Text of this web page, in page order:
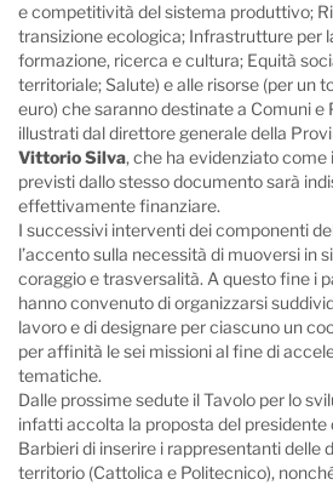
e competitività del sistema produttivo;
transizione ecologica; Infrastrutture per
formazione, ricerca e cultura; Equità
territoriale; Salute) e alle risorse (per un
euro) che saranno destinate a Comuni
illustrati dal direttore generale della
Vittorio Silva, che ha evidenziato
previsti dallo stesso documento sarà
effettivamente finanziare.
I successivi interventi dei componenti
l’accento sulla necessità di muoversi in
coraggio e trasversalità. A questo fine i
hanno convenuto di organizzarsi
lavoro e di designare per ciascuno un
per affinità le sei missioni al fine di
tematiche.
Dalle prossime sedute il Tavolo per lo
infatti accolta la proposta del presidente
Barbieri di inserire i rappresentanti delle
territorio (Cattolica e Politecnico),